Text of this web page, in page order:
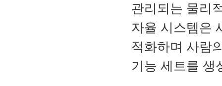
관리되는 물리
자율 시스템은
적화하며 사람
기능 세트를 생